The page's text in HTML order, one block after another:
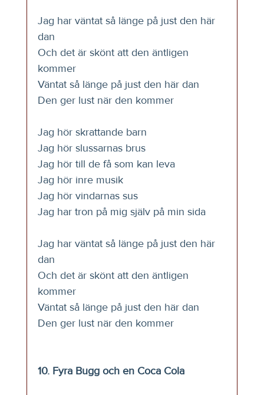
Jag har väntat så länge på just den här
dan
Och det är skönt att den äntligen
kommer
Väntat så länge på just den här dan
Den ger lust när den kommer
Jag hör skrattande barn
Jag hör slussarnas brus
Jag hör till de få som kan leva
Jag hör inre musik
Jag hör vindarnas sus
Jag har tron på mig själv på min sida
Jag har väntat så länge på just den här
dan
Och det är skönt att den äntligen
kommer
Väntat så länge på just den här dan
Den ger lust när den kommer
10. Fyra Bugg och en Coca Cola